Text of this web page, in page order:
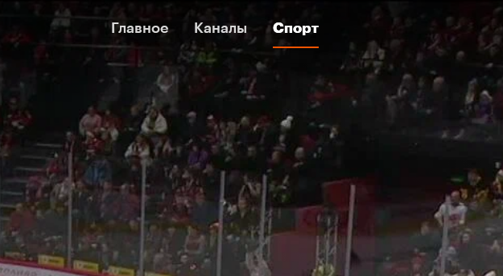
Главное Каналы Спорт
Главное Каналы Спорт